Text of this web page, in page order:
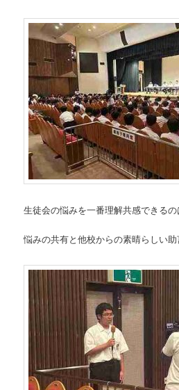
生徒会の悩みを一番理解共感できるの
悩みの共有と他校からの素晴らしい助